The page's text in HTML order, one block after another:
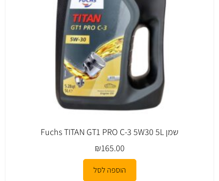
שמן Fuchs TITAN GT1 PRO C-3 5W30 5L
₪165.00
הוספה לסל